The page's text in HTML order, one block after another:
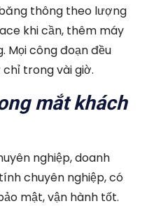
thông theo lượng
khi cần, thêm máy
Mọi công đoạn đều
trong vài giờ.
mắt khách
nghiệp, doanh
chuyên nghiệp, có
mật, vận hành tốt.